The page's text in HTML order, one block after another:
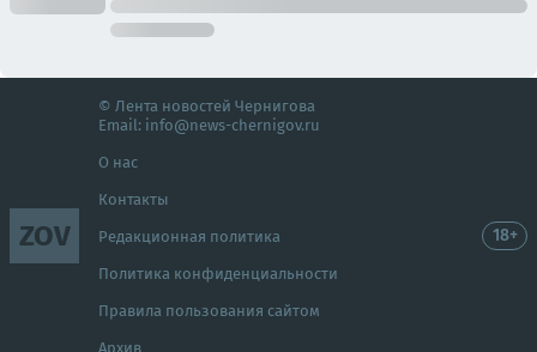
ZOV
© Лента новостей Чернигова
Email: info@news-chernigov.ru
О нас
Контакты
Редакционная политика
Политика конфиденциальности
Правила пользования сайтом
Архив
18+